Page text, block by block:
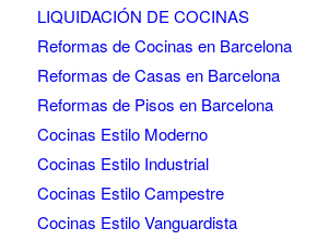
LIQUIDACIÓN DE COCINAS
Reformas de Cocinas en Barcelona
Reformas de Casas en Barcelona
Reformas de Pisos en Barcelona
Cocinas Estilo Moderno
Cocinas Estilo Industrial
Cocinas Estilo Campestre
Cocinas Estilo Vanguardista